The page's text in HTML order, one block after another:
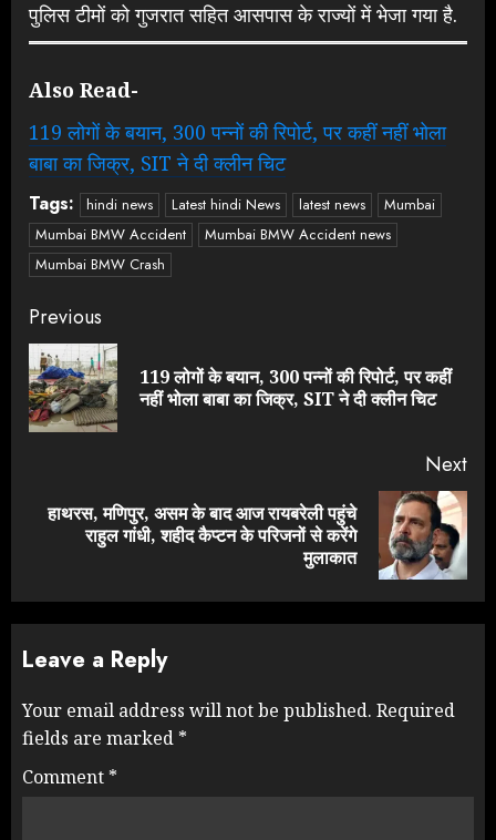
पुलिस टीमों को गुजरात सहित आसपास के राज्यों में भेजा गया है.
Also Read-
119 लोगों के बयान, 300 पन्नों की रिपोर्ट, पर कहीं नहीं भोला
बाबा का जिक्र, SIT ने दी क्लीन चिट
Tags: hindi news Latest hindi News latest news
Mumbai
Mumbai BMW Accident
Mumbai BMW Accident news
Mumbai BMW Crash
Continue
Reading
Previous
119 लोगों के बयान, 300 पन्नों की रिपोर्ट, पर कहीं
नहीं भोला बाबा का जिक्र, SIT ने दी क्लीन चिट
Next
Next
हाथरस, मणिपुर, असम के बाद आज रायबरेली पहुंचे
राहुल गांधी, शहीद कैप्टन के परिजनों से करेंगे
मुलाकात
Leave a Reply
Your email address will not be published. Required
fields are marked *
Comment *